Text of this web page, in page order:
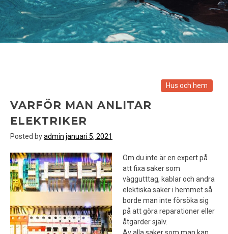
Hus och hem
VARFÖR MAN ANLITAR
ELEKTRIKER
Posted byadmin januari 5, 2021
Om du inte är en expert på
att fixa saker som
väggutttag, kablar och andra
elektiska saker i hemmet så
borde man inte försöka sig
på att göra reparationer eller
åtgärder själv.
Av alla saker som man kan